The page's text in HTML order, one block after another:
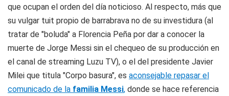
que ocupan el orden del día noticioso. Al respecto, más que
su vulgar tuit propio de barrabrava no de su investidura (al
tratar de "boluda" a Florencia Peña por dar a conocer la
muerte de Jorge Messi sin el chequeo de su producción en
el canal de streaming Luzu TV), o el del presidente Javier
Milei que titula "Corpo basura", es aconsejable repasar el
comunicado de la familia Messi, donde se hace referencia